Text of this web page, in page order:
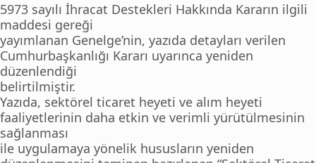
5973 sayılı İhracat Destekleri Hakkında Kararın ilgili
maddesi gereği
yayımlanan Genelge’nin, yazıda detayları verilen
Cumhurbaşkanlığı Kararı uyarınca yeniden
düzenlendiği
belirtilmiştir.
Yazıda, sektörel ticaret heyeti ve alım heyeti
faaliyetlerinin daha etkin ve verimli yürütülmesinin
sağlanması
ile uygulamaya yönelik hususların yeniden